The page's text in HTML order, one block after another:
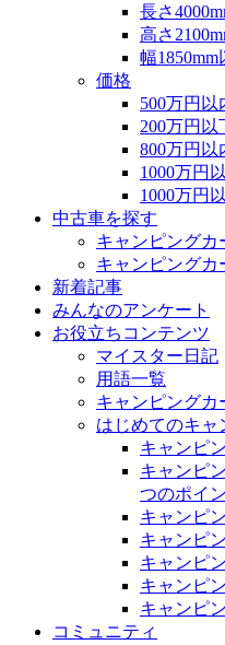
長さ
高さ
幅1850mm
価格
500万円以
200万円以
800万円以
1000万円
1000万円
中古車を探す
キャンピングカ
キャンピングカ
新着記事
みんなのアンケート
お役立ちコンテンツ
マイスター日記
用語一覧
キャンピングカ
はじめてのキャ
キャンピ
キャンピ
つのポイ
キャンピ
キャンピ
キャンピ
キャンピ
キャンピ
コミュニティ